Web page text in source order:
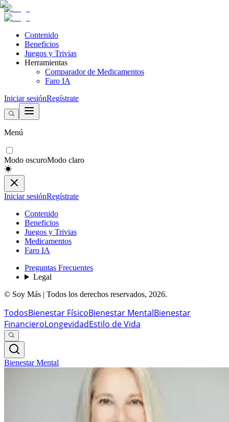
Contenido
Beneficios
Juegos y Trivias
Herramientas
Comparador de Medicamentos
Faro IA
Iniciar sesiónRegístrate
Menú
Modo oscuroModo claro
Iniciar sesiónRegístrate
Contenido
Beneficios
Juegos y Trivias
Medicamentos
Faro IA
Preguntas Frecuentes
Legal
© Soy Más | Todos los derechos reservados, 2026.
TodosBienestar FísicoBienestar MentalBienestar
FinancieroLongevidadEstilo de Vida
Bienestar Mental